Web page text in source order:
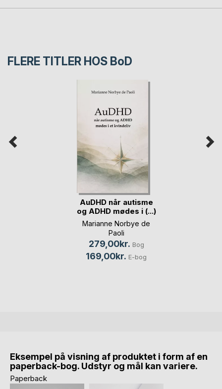
FLERE TITLER HOS BoD
AuDHD når autisme
og ADHD mødes i (...)
Marianne Norbye de
Paoli
279,00kr. Bog
169,00kr. E-bog
Eksempel på visning af produktet i form af en
paperback-bog. Udstyr og mål kan variere.
Paperback